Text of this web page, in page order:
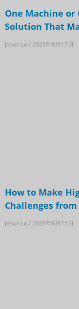
One Machine or
Solution That
Jason Lu 2026年6月17日
How to Make
Challenges
Jason Lu 2026年6月15日